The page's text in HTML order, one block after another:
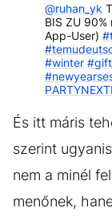
@ruhan_yk
BIS ZU
App-User)
#winter
És itt máris
szerint
nem a minél
menőnek,